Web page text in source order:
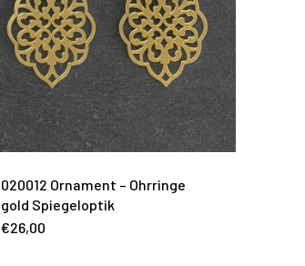
020012 Ornament – Ohrringe
gold Spiegeloptik
€26,00